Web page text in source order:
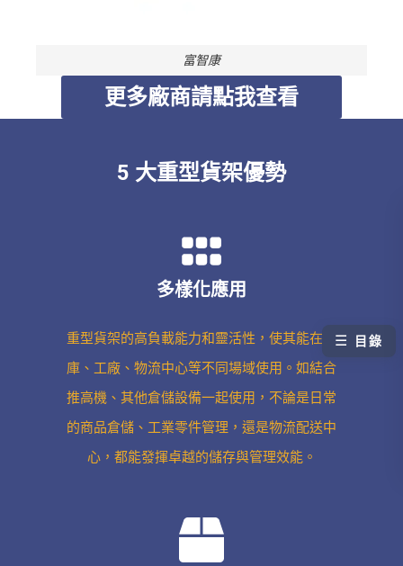
☰ 目錄
富智康
更多廠商請點我查看
5 大重型貨架優勢
多樣化應用
重型貨架的高負載能力和靈活性，使其能在倉
庫、工廠、物流中心等不同場域使用。如結合
推高機、其他倉儲設備一起使用，不論是日常
的商品倉儲、工業零件管理，還是物流配送中
心，都能發揮卓越的儲存與管理效能。